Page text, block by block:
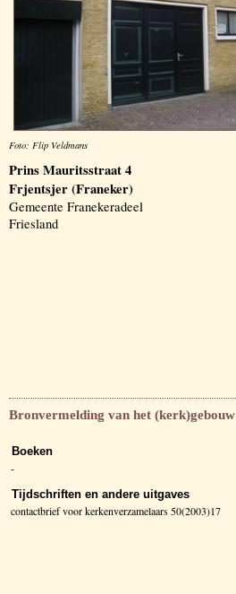
Foto: Flip Veldmans
Prins Mauritsstraat 4
Frjentsjer (Franeker)
Gemeente Franekeradeel
Friesland
Bronvermelding van het (kerk)gebouw
Boeken
-
Tijdschriften en andere uitgaves
contactbrief voor kerkenverzamelaars 50(2003)17